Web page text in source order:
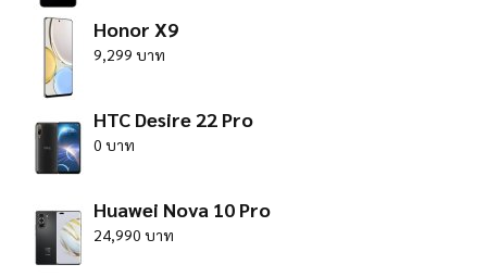
Honor X9
9,299 บาท
HTC Desire 22 Pro
0 บาท
Huawei Nova 10 Pro
24,990 บาท